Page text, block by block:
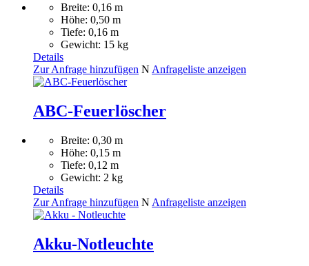
Breite: 0,16 m
Höhe: 0,50 m
Tiefe: 0,16 m
Gewicht: 15 kg
Details
Zur Anfrage hinzufügen N Anfrageliste anzeigen
ABC-Feuerlöscher
Breite: 0,30 m
Höhe: 0,15 m
Tiefe: 0,12 m
Gewicht: 2 kg
Details
Zur Anfrage hinzufügen N Anfrageliste anzeigen
Akku-Notleuchte